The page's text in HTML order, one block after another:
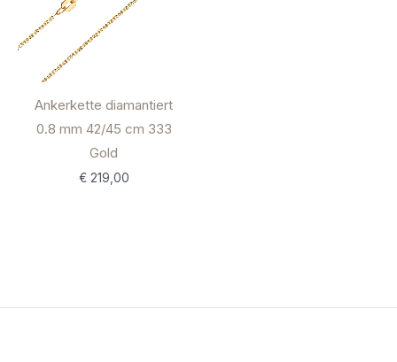
Ankerkette diamantiert
0.8 mm 42/45 cm 333
Gold
€219,00